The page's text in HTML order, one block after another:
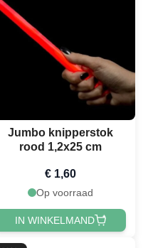
Jumbo knipperstok
rood 1,2x25 cm
€ 1,60
Op voorraad
IN WINKELMAND